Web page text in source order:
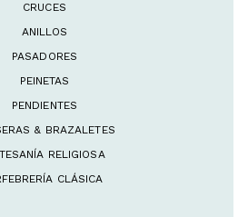
CRUCES
ANILLOS
PASADORES
PEINETAS
PENDIENTES
& BRAZALETES
RELIGIOSA
CLÁSICA